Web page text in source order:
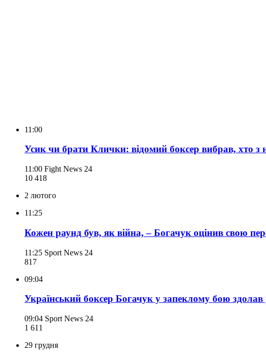
11:00
Усик чи брати Клички: відомий боксер вибрав, хто з
11:00 Fight News 24
10 418
2 лютого
11:25
Кожен раунд був, як війна, – Богачук оцінив свою
11:25 Sport News 24
817
09:04
Український боксер Богачук у запеклому бою здолав
09:04 Sport News 24
1 611
29 грудня